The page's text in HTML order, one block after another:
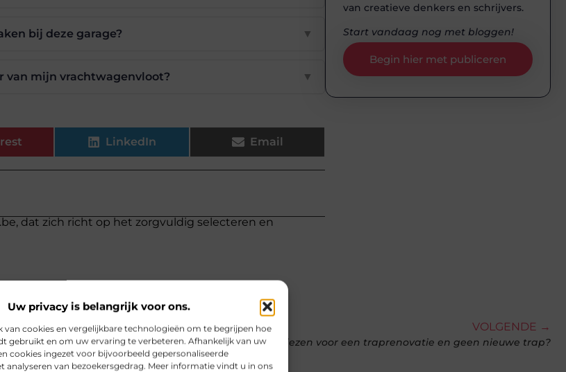
Uw privacy is belangrijk voor ons.
van cookies en vergelijkbare technologieën om te begrijpen hoe
gebruikt en om uw ervaring te verbeteren. Afhankelijk van uw
cookies ingezet voor bijvoorbeeld gepersonaliseerde
analyseren van bezoekersgedrag. Meer informatie vindt u in ons
bij deze garage? ▼
van mijn vrachtwagenvloot? ▼
LinkedIn Email
dat zich richt op het zorgvuldig selecteren en
van creatieve denkers en schrijvers.
Start vandaag nog met bloggen!
Begin hier met publiceren
VOLGENDE →
Waarom kiezen voor een traprenovatie en geen nieuwe trap?